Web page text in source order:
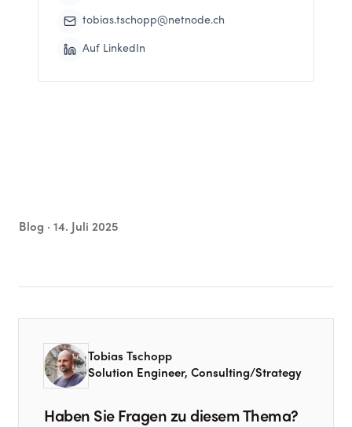
tobias.tschopp@netnode.ch
Auf LinkedIn
Blog · 14. Juli 2025
Tobias Tschopp
Solution Engineer, Consulting/Strategy
Haben Sie Fragen zu diesem Thema?